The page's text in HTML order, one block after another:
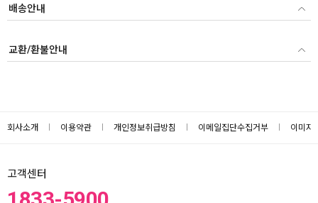
배송안내
교환/환불안내
회사소개 이용약관 개인정보취급방침 이메일집단수집거부 이미지
고객센터